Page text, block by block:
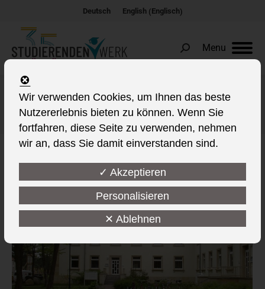
Deutsch English(Englisch)
Menu
Search:
Albums Archives:Cottbus Lipezker Straße
Sie befinden sich hier:
Wir verwenden Cookies, um Ihnen das beste
Nutzererlebnis bieten zu können. Wenn Sie
fortfahren, diese Seite zu verwenden, nehmen
wir an, dass Sie damit einverstanden sind.
✓ Akzeptieren
Personalisieren
✕ Ablehnen